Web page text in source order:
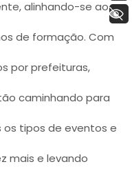
alinhando-se ao
de formação. Com
por prefeituras,
caminhando para
tipos de eventos e
mais e levando
Acessibilidade